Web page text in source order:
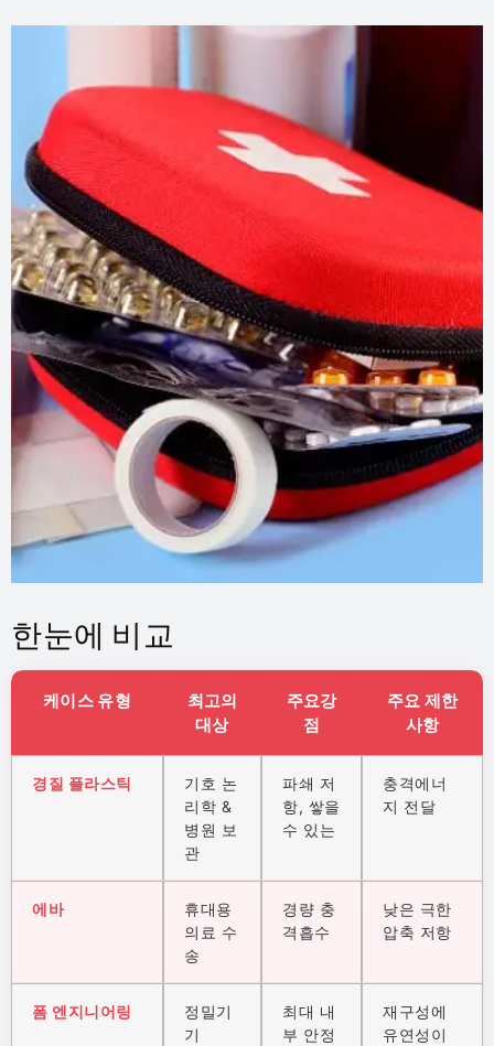
한눈에 비교
케이스 유형
최고의
대상
주요강
점
주요 제한
사항
경질 플라스틱
기호 논
리학 &
병원 보
관
파쇄 저
항, 쌓을
수 있는
충격에너
지 전달
에바
휴대용
의료 수
송
경량 충
격흡수
낮은 극한
압축 저항
폼 엔지니어링
정밀기
기
최대 내
부 안정
재구성에
유연성이